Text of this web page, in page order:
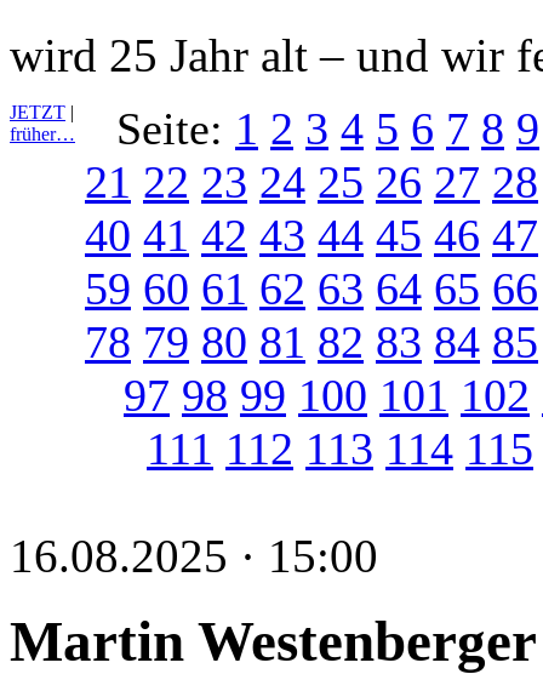
wird 25 Jahr alt – und wir
JETZT |
früher…
Seite: 1 2 3 4 5 6 7 8 9
21 22 23 24 25 26 27 28
40 41 42 43 44 45 46 47
59 60 61 62 63 64 65 66
78 79 80 81 82 83 84 85
97 98 99 100 101 102
111 112 113 114 115
16.08.2025 · 15:00
Martin Westenberger